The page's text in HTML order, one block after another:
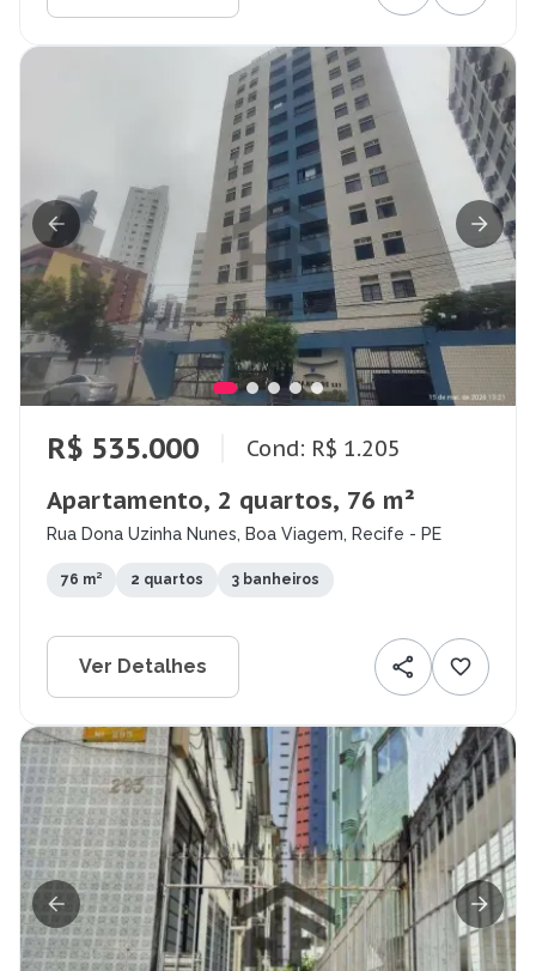
R$ 535.000 Cond: R$ 1.205
Apartamento, 2 quartos, 76 m²
Rua Dona Uzinha Nunes, Boa Viagem, Recife - PE
76 m² 2 quartos 3 banheiros
Ver Detalhes